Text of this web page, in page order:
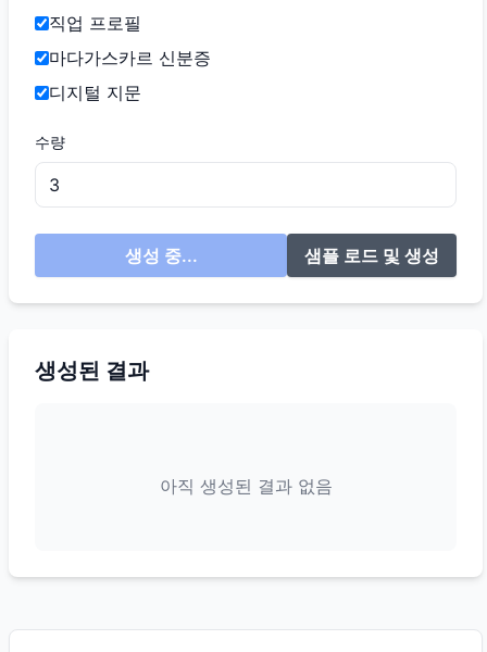
직업 프로필
마다가스카르 신분증
디지털 지문
수량
생성 중... 샘플 로드 및 생성
생성된 결과
아직 생성된 결과 없음